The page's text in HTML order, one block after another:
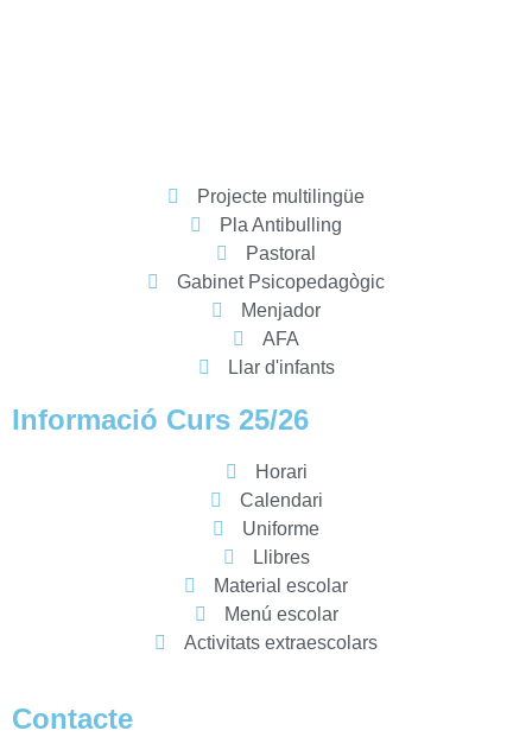
Projecte multilingüe
Pla Antibulling
Pastoral
Gabinet Psicopedagògic
Menjador
AFA
Llar d'infants​
Informació Curs 25/26
Horari
Calendari
Uniforme
Llibres
Material escolar
Menú escolar
Activitats extraescolars
Contacte